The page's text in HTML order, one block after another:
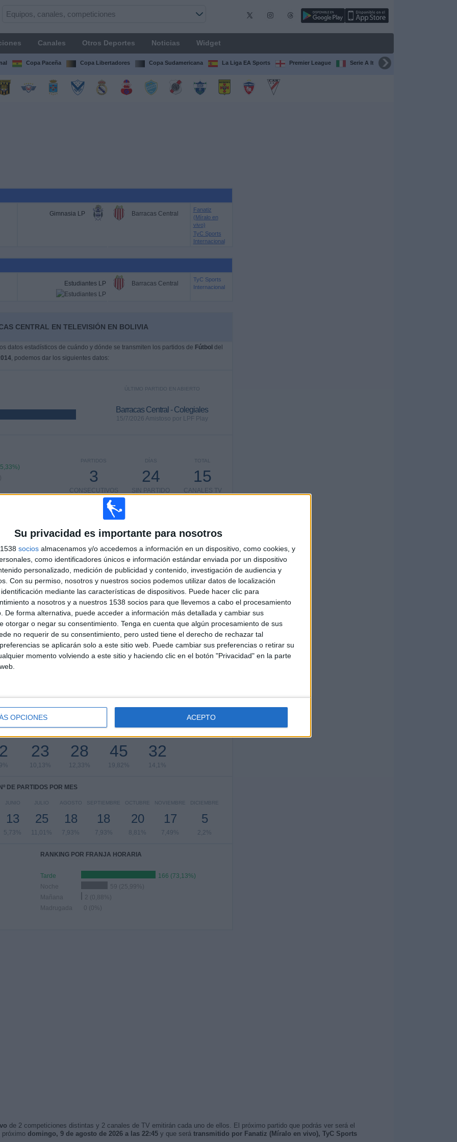
Su privacidad es importante para nosotros
socios almacenamos y/o accedemos a información en un dispositivo, como cookies, y
como identificadores únicos e información estándar enviada por un dispositivo
personalizado, medición de publicidad y contenido, investigación de audiencia y
Con su permiso, nosotros y nuestros socios podemos utilizar datos de localización
mediante las características de dispositivos. Puede hacer clic para
a nosotros y a nuestros 1538 socios para que llevemos a cabo el procesamiento
De forma alternativa, puede acceder a información más detallada y cambiar sus
otorgar o negar su consentimiento. Tenga en cuenta que algún procesamiento de sus
no requerir de su consentimiento, pero usted tiene el derecho de rechazar tal
se aplicarán solo a este sitio web. Puede cambiar sus preferencias o retirar su
momento volviendo a este sitio y haciendo clic en el botón "Privacidad" en la parte
OPCIONES ACEPTO
Canales Otros Deportes Noticias Widget
Copa Paceña Copa Libertadores Copa Sudamericana La Liga EA Sports Premier League Serie A Italiana
Gimnasia LP Barracas Central
Fanatiz
(Míralo en
vivo)
TyC Sports
Internacional
Estudiantes LP Barracas Central
TyC Sports
Internacional
CENTRAL EN TELEVISIÓN EN BOLIVIA
datos estadísticos de cuándo y dónde se transmiten los partidos de Fútbol del
, podemos dar los siguientes datos:
ÚLTIMO PARTIDO EN ABIERTO
Barracas Central - Colegiales
15/7/2026 Amistoso por LPF Play
TOTAL
15
CANALES TV
DÍAS
24
SIN PARTIDO
PARTIDOS
3
CONSECUTIVOS
DE PAGO
TOTAL
57
RIVALES
MÁXIMO
10
VS CA Huracán
TOTAL
8
COMPETICIONES
RANKING POR COMPETICIONES
Primera División Argentina
134 (59,03%)
Copa de la Liga Argentina
43 (18,94%)
Primera B Argentina
22 (9,69%)
POR DÍA DE LA SEMANA
JUEVES
23
10,13%
VIERNES
28
12,33%
SÁBADO
45
19,82%
DOMINGO
32
14,1%
Nº DE PARTIDOS POR MES
JUNIO
13
5,73%
JULIO
25
11,01%
AGOSTO
18
7,93%
SEPTIEMBRE
18
7,93%
OCTUBRE
20
8,81%
NOVIEMBRE
17
7,49%
DICIEMBRE
5
2,2%
RANKING POR FRANJA HORARIA
Tarde
166 (73,13%)
Noche
59 (25,99%)
Mañana
2 (0,88%)
Madrugada
0 (0%)
de 2 competiciones distintas y 2 canales de TV emitirán cada uno de ellos. El próximo partido que podrás ver será el
próximo domingo, 9 de agosto de 2026 a las 22:45y que será transmitido por Fanatiz (Míralo en vivo), TyC Sports